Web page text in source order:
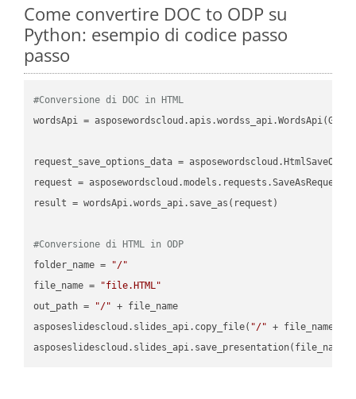
Come convertire DOC to ODP su
Python: esempio di codice passo
passo
#Conversione di DOC in HTML
wordsApi =
request_save_options_data =
request =
result = wordsApi.words_api.save_as(request)
#Conversione di HTML in ODP
folder_name =
"/"
file_name =
"file.HTML"
out_path =
"/" + file_name
asposeslidescloud.slides_api.copy_file( "/" + file_name,